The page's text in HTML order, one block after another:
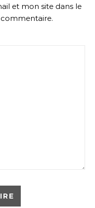
et mon site dans le